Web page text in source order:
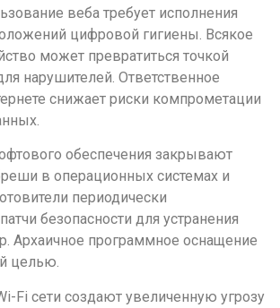
веба требует исполнения
цифровой гигиены. Всякое
может превратиться точкой
нарушителей. Ответственное
снижает риски компрометации
обеспечения закрывают
в операционных системах и
периодически
безопасности для устранения
Архаичное программное оснащение
целью.
Fi сети создают увеличенную угрозу